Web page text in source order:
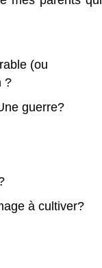
(ou
?
guerre?
à cultiver?